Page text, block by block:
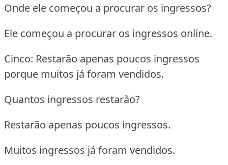
Onde ele começou a procurar os ingressos?
Ele começou a procurar os ingressos online.
Cinco: Restarão apenas poucos ingressos
porque muitos já foram vendidos.
Quantos ingressos restarão?
Restarão apenas poucos ingressos.
Muitos ingressos já foram vendidos.